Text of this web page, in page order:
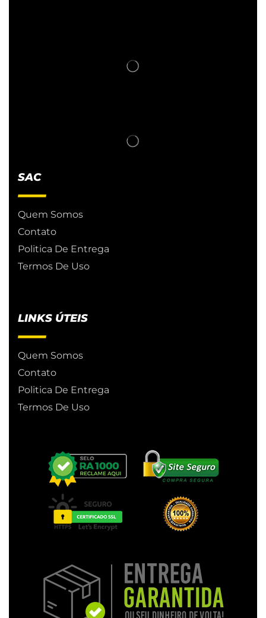
SAC
Quem Somos
Contato
Politica De Entrega
Termos De Uso
LINKS ÚTEIS
Quem Somos
Contato
Politica De Entrega
Termos De Uso